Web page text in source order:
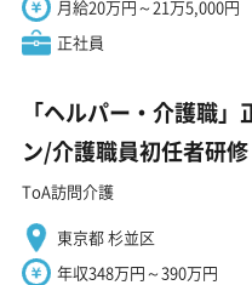
月給20万円～21万5,000円
正社員
「ヘルパー・介護職
ン/介護職員初任者研修
ToA訪問介護
東京都 杉並区
年収348万円～390万円